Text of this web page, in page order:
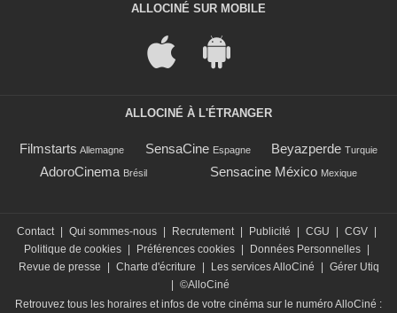
ALLOCINÉ SUR MOBILE
ALLOCINÉ À L'ÉTRANGER
Filmstarts Allemagne SensaCine Espagne Beyazperde Turquie
AdoroCinema Brésil Sensacine México Mexique
Contact | Qui sommes-nous | Recrutement | Publicité | CGU | CGV |
Politique de cookies | Préférences cookies | Données Personnelles |
Revue de presse
| Charte d'écriture | Les services AlloCiné | Gérer Utiq
| ©AlloCiné
Retrouvez tous les horaires et infos de votre cinéma sur le numéro AlloCiné :